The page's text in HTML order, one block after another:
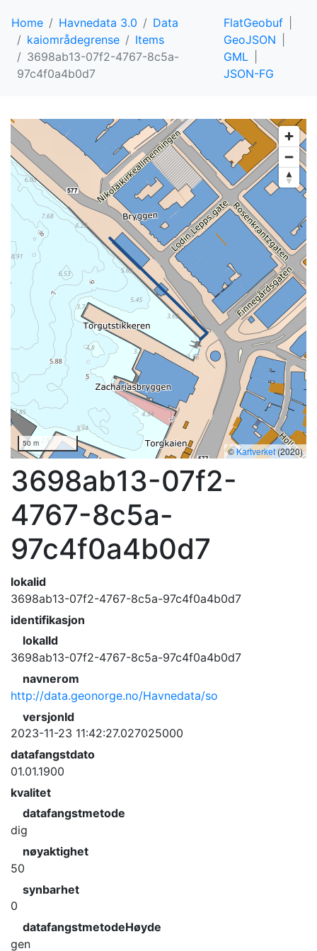
Home Havnedata 3.0
Data
kaiområdegrense
Items
3698ab13-07f2-4767-8c5a-
97c4f0a4b0d7
FlatGeobuf
GeoJSON
GML
JSON-FG
50 m
©Kartverket(2020)
3698ab13-07f2-
4767-8c5a-
97c4f0a4b0d7
lokalid
3698ab13-07f2-4767-8c5a-97c4f0a4b0d7
identifikasjon
lokalId
3698ab13-07f2-4767-8c5a-97c4f0a4b0d7
navnerom
http://data.geonorge.no/Havnedata/so
versjonId
2023-11-23 11:42:27.027025000
datafangstdato
01.01.1900
kvalitet
datafangstmetode
dig
nøyaktighet
50
synbarhet
0
datafangstmetodeHøyde
gen